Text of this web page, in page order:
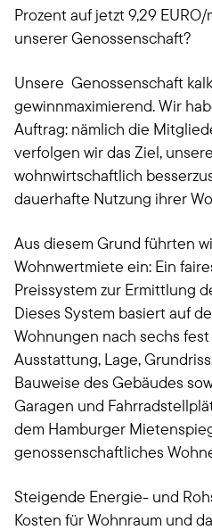
Prozent auf jetzt 9,29 EURO/
unserer Genossenschaft?
Unsere Genossenschaft
gewinnmaximierend. Wir
Auftrag: nämlich die
verfolgen wir das Ziel,
wohnwirtschaftlich
dauerhafte Nutzung ihrer
Aus diesem Grund führten
Wohnwertmiete ein: Ein
Preissystem zur Ermittlung
Dieses System basiert auf
Wohnungen nach sechs
Ausstattung, Lage,
Bauweise des Gebäudes
Garagen und
dem Hamburger
genossenschaftliches
Steigende Energie- und
Kosten für Wohnraum und